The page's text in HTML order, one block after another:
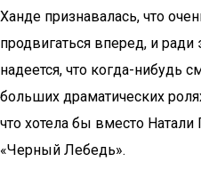
Ханде признавалась, что
продвигаться вперед, и ради
надеется, что когда-нибудь
больших драматических
что хотела бы вместо
«Черный Лебедь».